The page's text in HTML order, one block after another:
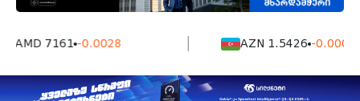
AMD 7161 -0.0028 AZN 1.5426 -0.0004